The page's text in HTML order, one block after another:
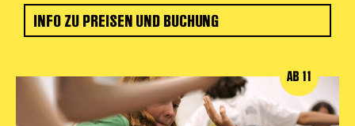
INFO ZU PREISEN UND BUCHUNG
AB 11